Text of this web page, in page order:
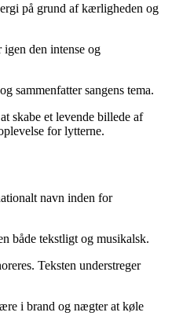
på grund af kærligheden og
den intense og
sammenfatter sangens tema.
skabe et levende billede af
for lytterne.
navn inden for
både tekstligt og musikalsk.
Teksten understreger
i brand og nægter at køle